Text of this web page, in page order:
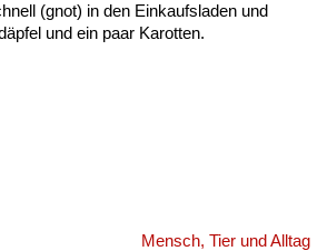
(gnot) in den Einkaufsladen und
und ein paar Karotten.
Mensch, Tier und Alltag